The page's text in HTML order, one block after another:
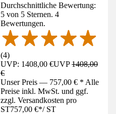
Durchschnittliche Bewertung:
5 von 5 Sternen. 4
Bewertungen.
(4)
UVP: 1408,00 €UVP1408,00
€
Unser Preis — 757,00 € * Alle
Preise inkl. MwSt. und ggf.
zzgl. Versandkosten pro
ST757,00 €*/ ST